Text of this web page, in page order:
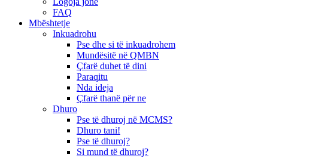
FAQ
Mbështetje
Inkuadrohu
Pse dhe si të inkuadrohem
Mundësitë në QMBN
Çfarë duhet të dini
Paraqitu
Nda ideja
Çfarë thanë për ne
Dhuro
Pse të dhuroj në MCMS?
Dhuro tani!
Pse të dhuroj?
Si mund të dhuroj?